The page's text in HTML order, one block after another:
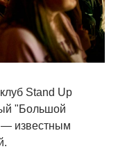
Stand Up
"Большой
— известным